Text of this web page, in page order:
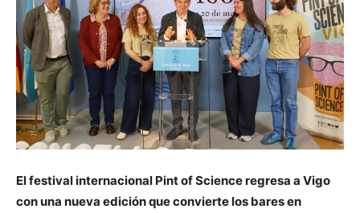
El festival internacional Pint of Science regresa a Vigo
con una nueva edición que convierte los bares en